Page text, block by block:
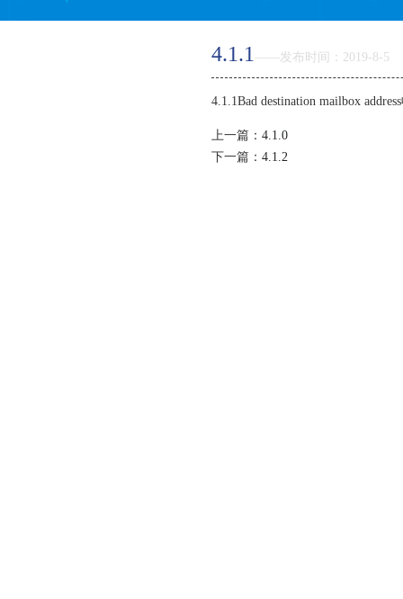
4.1.1 ——发布时间：2019-8-5
4.1.1Bad destination mailbox
上一篇： 4.1.0
下一篇： 4.1.2